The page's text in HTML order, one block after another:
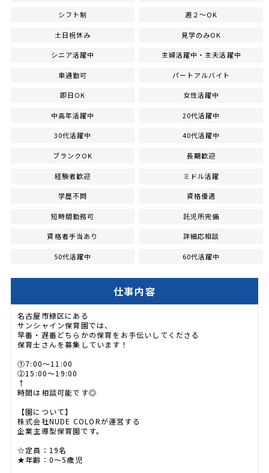
シフト制 週２～OK
土日祝休み 見学のみOK
シニア活躍中 主婦活躍中・主夫活躍中
車通勤可 パートアルバイト
即日OK 女性活躍中
中高年活躍中 20代活躍中
30代活躍中 40代活躍中
ブランクOK 長期歓迎
経験者歓迎 ミドル活躍
学歴不問 資格優遇
短時間勤務可 託児所完備
資格者手当あり 詳細応相談
50代活躍中 60代活躍中
仕事内容
名古屋市緑区にある
サンシャイン保育園では、
早番・遅番どちらかの保育をお手伝いしてくださる
保育士さんを募集しています！
①7:00～11:00
②15:00～19:00
↑
時間は相談可能です◎
【園について】
株式会社NUDE COLORが運営する
企業主導型保育園です。
☆定員：19名
★年齢：0～5歳児